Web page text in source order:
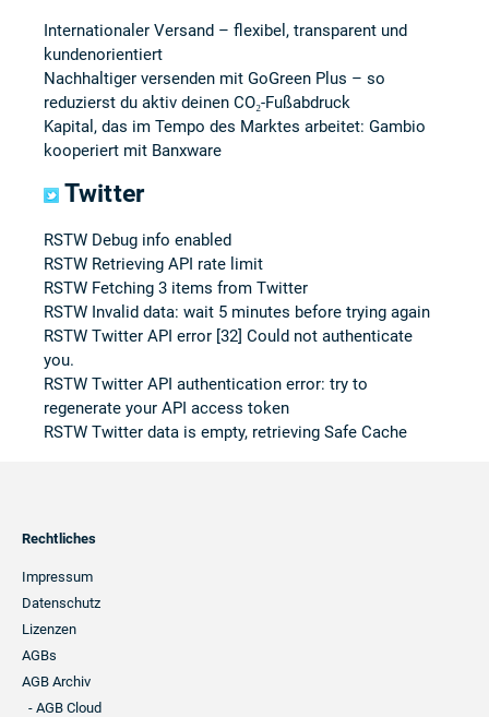
Internationaler Versand – flexibel, transparent und
kundenorientiert
Nachhaltiger versenden mit GoGreen Plus – so
reduzierst du aktiv deinen CO₂-Fußabdruck
Kapital, das im Tempo des Marktes arbeitet: Gambio
kooperiert mit Banxware
Twitter
RSTW Debug info enabled
RSTW Retrieving API rate limit
RSTW Fetching 3 items from Twitter
RSTW Invalid data: wait 5 minutes before trying again
RSTW Twitter API error [32] Could not authenticate
you.
RSTW Twitter API authentication error: try to
regenerate your API access token
RSTW Twitter data is empty, retrieving Safe Cache
Footer
Navigation
Rechtliches
Impressum
Datenschutz
Lizenzen
AGBs
AGB Archiv
- AGB Cloud